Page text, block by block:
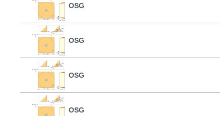
OSG
OSG
OSG
OSG